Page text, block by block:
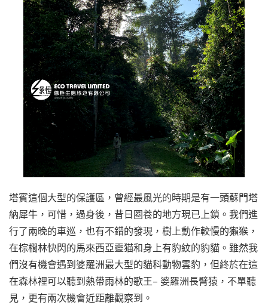
塔賓這個大型的保護區，曾經最風光的時期是有一頭蘇門塔
納犀牛，可惜，過身後，昔日圈養的地方現已上鎖。我們進
行了兩晚的車巡，也有不錯的發現，樹上動作較慢的獺猴，
在棕櫚林快閃的馬來西亞靈猫和身上有豹紋的豹貓。雖然我
們沒有機會遇到婆羅洲最大型的貓科動物雲豹，但終於在這
在森林裡可以聽到熱帶雨林的歌王– 婆羅洲長臂猿，不單聽
見，更有兩次機會近距離觀察到。